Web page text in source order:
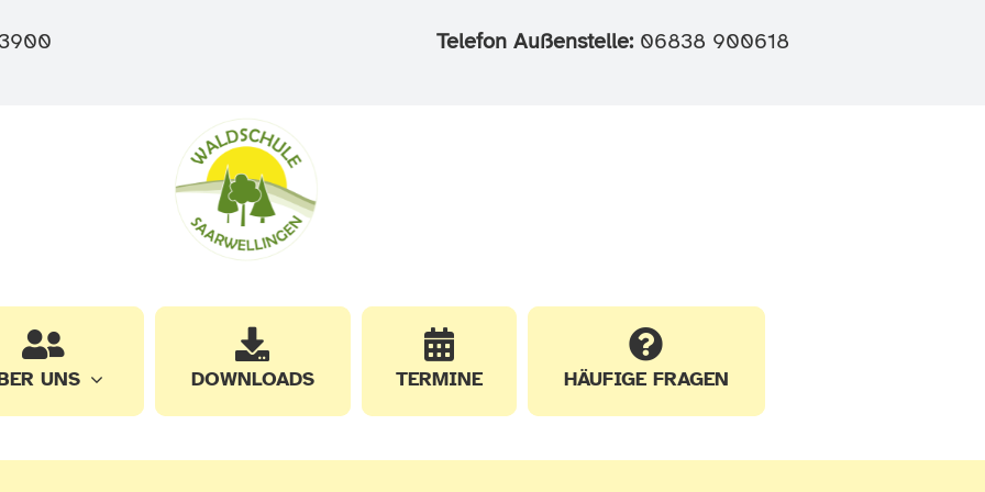
Telefon Außenstelle: 06838 900618
UNS DOWNLOADS TERMINE HÄUFIGE FRAGEN